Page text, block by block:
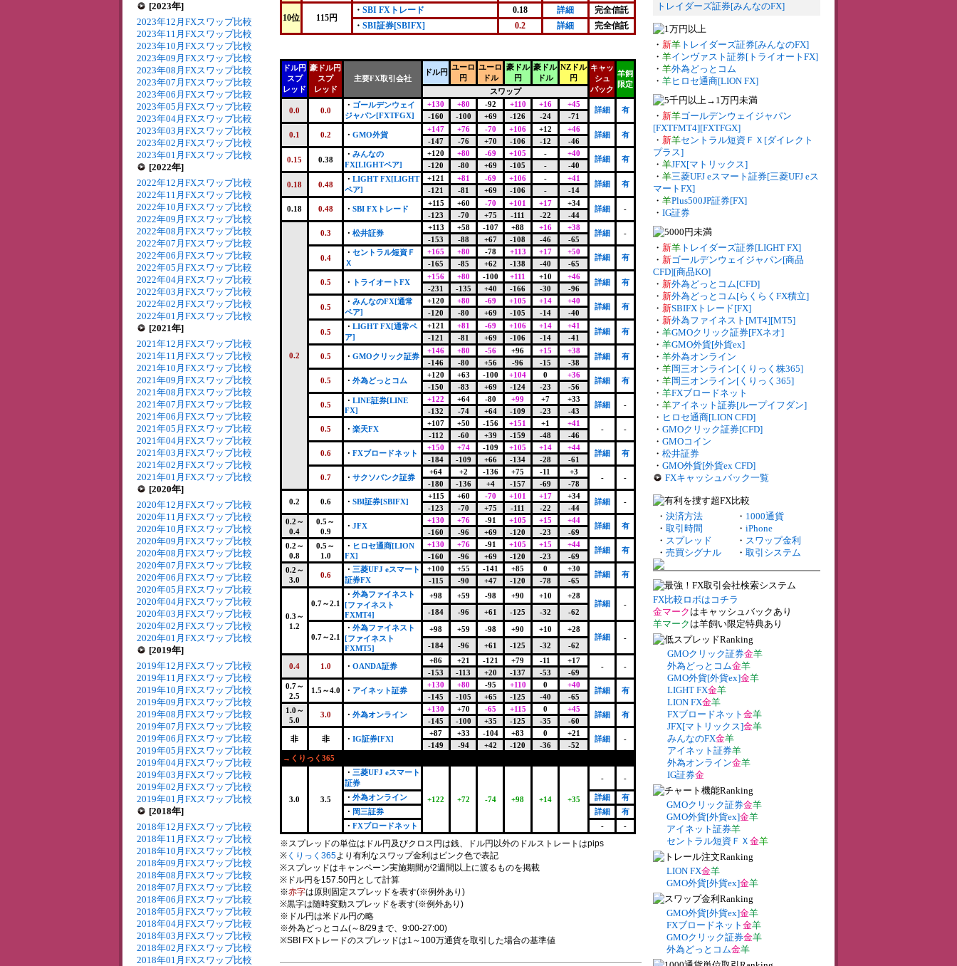
[2023年]
2023年12月FXスワップ比較
2023年11月FXスワップ比較
2023年10月FXスワップ比較
2023年09月FXスワップ比較
2023年08月FXスワップ比較
2023年07月FXスワップ比較
2023年06月FXスワップ比較
2023年05月FXスワップ比較
2023年04月FXスワップ比較
2023年03月FXスワップ比較
2023年02月FXスワップ比較
2023年01月FXスワップ比較
[2022年]
2022年12月FXスワップ比較
2022年11月FXスワップ比較
2022年10月FXスワップ比較
2022年09月FXスワップ比較
2022年08月FXスワップ比較
2022年07月FXスワップ比較
2022年06月FXスワップ比較
2022年05月FXスワップ比較
2022年04月FXスワップ比較
2022年03月FXスワップ比較
2022年02月FXスワップ比較
2022年01月FXスワップ比較
[2021年]
2021年12月FXスワップ比較
2021年11月FXスワップ比較
2021年10月FXスワップ比較
2021年09月FXスワップ比較
2021年08月FXスワップ比較
2021年07月FXスワップ比較
2021年06月FXスワップ比較
2021年05月FXスワップ比較
2021年04月FXスワップ比較
2021年03月FXスワップ比較
2021年02月FXスワップ比較
2021年01月FXスワップ比較
[2020年]
2020年12月FXスワップ比較
2020年11月FXスワップ比較
2020年10月FXスワップ比較
2020年09月FXスワップ比較
2020年08月FXスワップ比較
2020年07月FXスワップ比較
2020年06月FXスワップ比較
2020年05月FXスワップ比較
2020年04月FXスワップ比較
2020年03月FXスワップ比較
2020年02月FXスワップ比較
2020年01月FXスワップ比較
[2019年]
2019年12月FXスワップ比較
2019年11月FXスワップ比較
2019年10月FXスワップ比較
2019年09月FXスワップ比較
2019年08月FXスワップ比較
2019年07月FXスワップ比較
2019年06月FXスワップ比較
2019年05月FXスワップ比較
2019年04月FXスワップ比較
2019年03月FXスワップ比較
2019年02月FXスワップ比較
2019年01月FXスワップ比較
[2018年]
2018年12月FXスワップ比較
2018年11月FXスワップ比較
2018年10月FXスワップ比較
2018年09月FXスワップ比較
2018年08月FXスワップ比較
2018年07月FXスワップ比較
2018年06月FXスワップ比較
2018年05月FXスワップ比較
2018年04月FXスワップ比較
2018年03月FXスワップ比較
2018年02月FXスワップ比較
2018年01月FXスワップ比較
10位 115円
・ SBI FXトレード 0.18 詳細
完全信託
・ SBI証券[SBIFX] 0.2 詳細 完全信託
ドル円
スプ
レッド
豪ドル円
スプ
レッド
主要FX取引会社
ドル円
ユーロ
円
ユーロ
ドル
豪ドル
円
豪ドル
ドル
NZドル
円
キャッ
シュ
バック
羊飼
限定
スワップ
0.0 0.0
・ ゴールデンウェイ
ジャパン[FXTFGX]
+130 +80 -92 +110 +16 +45
詳細 有
-160 -100 +69 -126 -24 -71
0.1 0.2 ・ GMO外貨
+147 +76 -70 +106 +12 +46
詳細 有
-147 -76 +70 -106 -12 -46
0.15 0.38
・ みんなの
FX[LIGHTペア]
+120 +80 -69 +105 - +40
詳細 有
-120 -80 +69 -105 - -40
0.18 0.48
・ LIGHT FX[LIGHT
ペア]
+121 +81 -69 +106 - +41
詳細 有
-121 -81 +69 -106 - -14
0.18 0.48 ・ SBI FXトレード
+115 +60 -70 +101 +17 +34
詳細 -
-123 -70 +75 -111 -22 -44
0.2
0.3 ・ 松井証券
+113 +58 -107 +88 +16 +38
詳細 -
-153 -88 +67 -108 -46 -65
0.4
・ セントラル短資Ｆ
Ｘ
+165 +80 -78 +113 +17 +50
詳細 有
-165 -85 +62 -138 -40 -65
0.5 ・ トライオートFX
+156 +80 -100 +111 +10 +46
詳細 有
-231 -135 +40 -166 -30 -96
0.5
・ みんなのFX[通常
ペア]
+120 +80 -69 +105 +14 +40
詳細 有
-120 -80 +69 -105 -14 -40
0.5
・ LIGHT FX[通常ペ
ア]
+121 +81 -69 +106 +14 +41
詳細 有
-121 -81 +69 -106 -14 -41
0.5 ・ GMOクリック証券
+146 +80 -56 +96 +15 +38
詳細 有
-146 -80 +56 -96 -15 -38
0.5 ・ 外為どっとコム
+120 +63 -100 +104 0 +36
詳細 有
-150 -83 +69 -124 -23 -56
0.5 ・ LINE証券[LINE
FX]
+122 +64 -80 +99 +7 +33
詳細 -
-132 -74 +64 -109 -23 -43
0.5 ・ 楽天FX
+107 +50 -156 +151 +1 +41
- -
-112 -60 +39 -159 -48 -46
0.6 ・ FXブロードネット
+150 +74 -109 +105 +14 +44
詳細 有
-184 -109 +66 -134 -28 -61
0.7 ・ サクソバンク証券
+64 +2 -136 +75 -11 +3
- -
-180 -136 +4 -157 -69 -78
0.2 0.6 ・ SBI証券[SBIFX]
+115 +60 -70 +101 +17 +34
詳細 -
-123 -70 +75 -111 -22
-44
0.2～
0.4
0.5～
0.9
・ JFX
+130 +76 -91 +105 +15 +44
詳細 有
-160 -96 +69 -120 -23
-69
0.2～
0.8
0.5～
1.0
・ ヒロセ通商[LION
FX]
+130 +76 -91 +105 +15 +44
詳細 有
-160 -96 +69 -120 -23
-69
0.2～
3.0
0.6
・ 三菱UFJ eスマート
証券FX
+100 +55 -141 +85 0 +30
詳細 有
-115 -90 +47 -120 -78 -65
0.3～
1.2
0.7～2.1
・ 外為ファイネスト
[ファイネスト
FXMT4]
+98 +59 -98 +90 +10
+28
詳細
-
-184
-96 +61 -125 -32 -62
0.7～2.1
・ 外為ファイネスト
[ファイネスト
FXMT5]
+98 +59 -98 +90 +10
+28
詳細
-
-184
-96 +61 -125 -32 -62
0.4 1.0 ・ OANDA証券
+86 +21 -121 +79 -11 +17
- -
-153 -113 +20 -137 -53
-69
0.7～
2.5
1.5～4.0 ・ アイネット証券
+130 +80 -95 +110 0 +40
詳細 有
-145 -105 +65 -125 -40
-65
1.0～
5.0
3.0 ・ 外為オンライン
+130 +70 -65 +115 0 +45
詳細 有
-145 -100 +35 -125 -35 -60
非 非 ・ IG証券[FX]
+87 +33 -104 +83 0 +21
詳細 -
-149 -94 +42 -120 -36
-52
→くりっく365
3.0 3.5
・ 三菱UFJ eスマート
証券
+122
+72 -74 +98 +14 +35
- -
・ 外為オンライン 詳細
有
・ 岡三証券 詳細
有
・ FXブロードネット - -
※スプレッドの単位はドル円及びクロス円は銭、ドル円以外のドルストレートはpips
※ くりっく365より有利なスワップ金利はピンク色で表記
※スプレッドはキャンペーン実施期間が2週間以上に渡るものを掲載
※ドル円を157.50円として計算
※赤字は原則固定スプレッドを表す(※例外あり)
※黒字は随時変動スプレッドを表す(※例外あり)
※ドル円は米ドル円の略
※外為どっとコム(～8/29まで、9:00-27:00)
※SBI FXトレードのスプレッドは1～100万通貨を取引した場合の基準値
トレイダーズ証券[みんなのFX]
・ 新羊 トレイダーズ証券[みんなのFX]
・ 羊インヴァスト証券[トライオートFX]
・ 羊外為どっとコム
・ 羊ヒロセ通商[LION FX]
・ 新羊ゴールデンウェイジャパン
[FXTFMT4][FXTFGX]
・ 新羊セントラル短資ＦＸ[ダイレクト
プラス]
・ 羊JFX[マトリックス]
・ 羊三菱UFJ eスマート証券[三菱UFJ eス
マートFX]
・ 羊Plus500JP証券[FX]
・ IG証券
・ 新羊 トレイダーズ証券[LIGHT FX]
・ 新ゴールデンウェイジャパン[商品
CFD][商品KO]
・ 新外為どっとコム[CFD]
・ 新外為どっとコム[らくらくFX積立]
・ 新SBIFXトレード[FX]
・ 新外為ファイネスト[MT4][MT5]
・ 羊GMOクリック証券[FXネオ]
・ 羊GMO外貨[外貨ex]
・ 羊外為オンライン
・ 羊岡三オンライン[くりっく株365]
・ 羊岡三オンライン[くりっく365]
・ 羊FXブロードネット
・ 羊アイネット証券[ループイフダン]
・ ヒロセ通商[LION CFD]
・ GMOクリック証券[CFD]
・ GMOコイン
・ 松井証券
・ GMO外貨[外貨ex CFD]
FXキャッシュバック一覧
・ 決済方法 ・ 1000通貨
・ 取引時間 ・ iPhone
・ スプレッド ・ スワップ金利
・ 売買シグナル ・ 取引システム
FX比較ロボはコチラ
金マーク はキャッシュバックあり
羊マーク は羊飼い限定特典あり
GMOクリック証券金羊
外為どっとコム金羊
GMO外貨[外貨ex]金羊
LIGHT FX金羊
LION FX金羊
FXブロードネット 金羊
JFX[マトリックス]金羊
みんなのFX金羊
アイネット証券羊
外為オンライン金羊
IG証券金
GMOクリック証券金羊
GMO外貨[外貨ex]金羊
アイネット証券羊
セントラル短資ＦＸ 金羊
LION FX金羊
GMO外貨[外貨ex]金羊
GMO外貨[外貨ex]金羊
FXブロードネット 金羊
GMOクリック証券金羊
外為どっとコム金羊